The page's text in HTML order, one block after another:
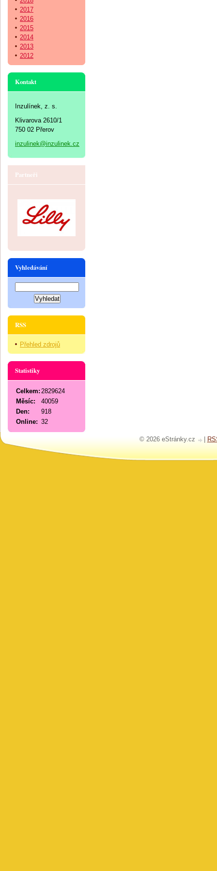
2017
2016
2015
2014
2013
2012
Kontakt
Inzulínek, z. s.
Klivarova 2610/1
750 02 Přerov
inzulinek@inzulinek.cz
Partneři
Vyhledávání
RSS
Přehled zdrojů
Statistiky
Online: 32
Celkem: 2829624
Měsíc:
40059
Den:
918
© 2026 eStránky.cz